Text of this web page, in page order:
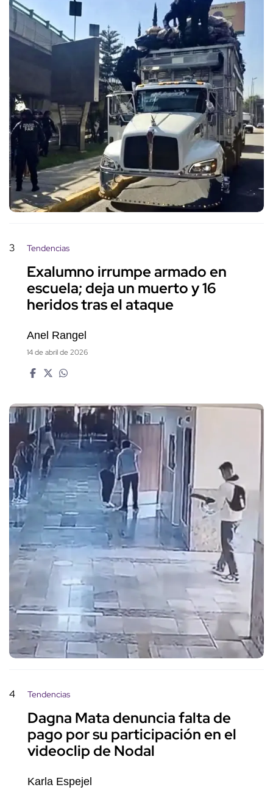
3 Tendencias
Exalumno irrumpe armado en
escuela; deja un muerto y 16
heridos tras el ataque
Anel Rangel
14 de abril de 2026
4 Tendencias
Dagna Mata denuncia falta de
pago por su participación en el
videoclip de Nodal
Karla Espejel